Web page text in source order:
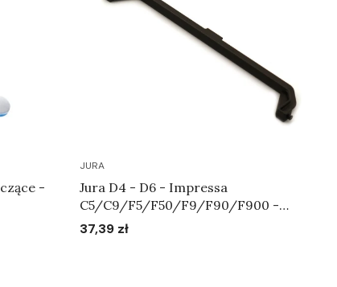
-
JURA
Jura D4 - D6 - Impressa
C5/C9/F5/F50/F9/F90/F900 -
Uchwyt zbiornika na wodę Art.61830
Cena
37,39 zł